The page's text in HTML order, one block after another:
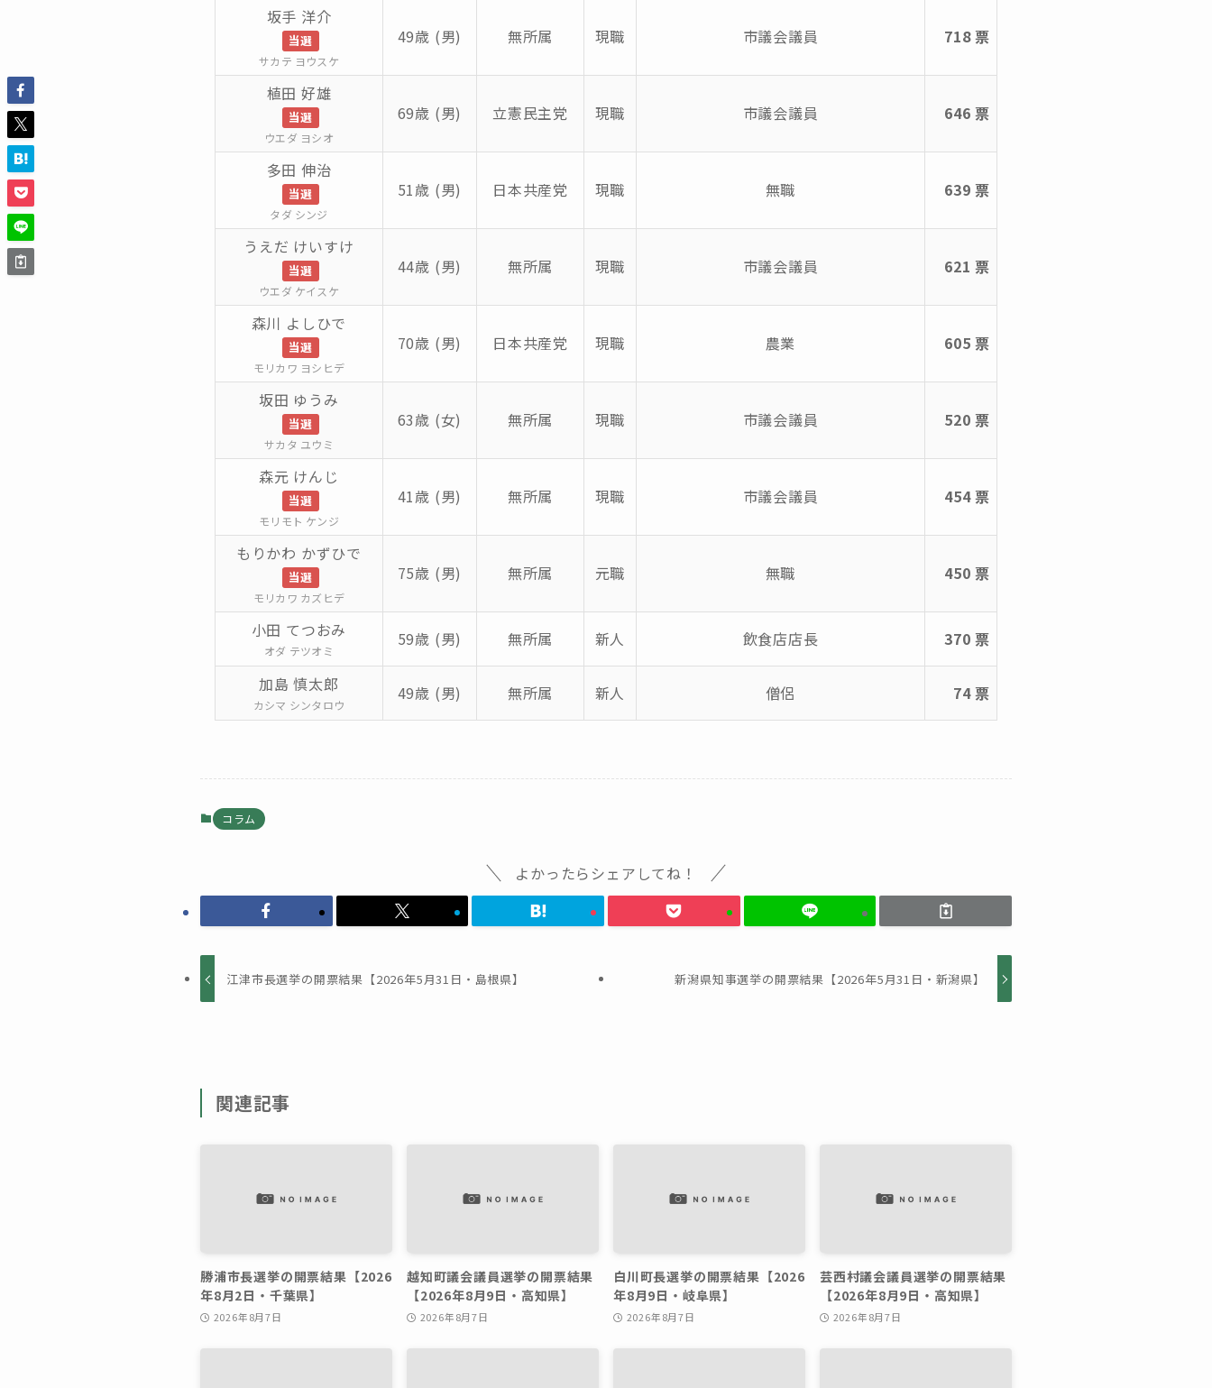
坂手 洋介
当選
サカテ ヨウスケ
49歳 (男) 無所属 現職 市議会議員 718 票
植田 好雄
当選
ウエダ ヨシオ
69歳 (男) 立憲民主党 現職 市議会議員 646 票
多田 伸治
当選
タダ シンジ
51歳 (男) 日本共産党 現職 無職 639 票
うえだ けいすけ
当選
ウエダ ケイスケ
44歳 (男) 無所属 現職 市議会議員 621 票
森川 よしひで
当選
モリカワ ヨシヒデ
70歳 (男) 日本共産党 現職 農業 605 票
坂田 ゆうみ
当選
サカタ ユウミ
63歳 (女) 無所属 現職 市議会議員 520 票
森元 けんじ
当選
モリモト ケンジ
41歳 (男) 無所属 現職 市議会議員 454 票
もりかわ かずひで
当選
モリカワ カズヒデ
75歳 (男) 無所属 元職 無職 450 票
小田 てつおみ
オダ テツオミ
59歳 (男) 無所属 新人 飲食店店長 370 票
加島 慎太郎
カシマ シンタロウ
49歳 (男) 無所属 新人 僧侶 74 票
コラム
よかったらシェアしてね！
江津市長選挙の開票結果【2026年5月31日・島根県】 新潟県知事選挙の開票結果【2026年5月31日・新潟県】
関連記事
勝浦市長選挙の開票結果【2026
年8月2日・千葉県】
2026年8月7日
越知町議会議員選挙の開票結果
【2026年8月9日・高知県】
2026年8月7日
白川町長選挙の開票結果【2026
年8月9日・岐阜県】
2026年8月7日
芸西村議会議員選挙の開票結果
【2026年8月9日・高知県】
2026年8月7日